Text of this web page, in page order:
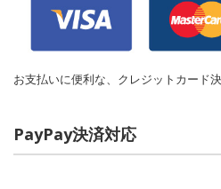
お支払いに便利な、クレジットカード
PayPay決済対応